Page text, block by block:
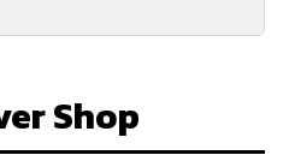
Shop